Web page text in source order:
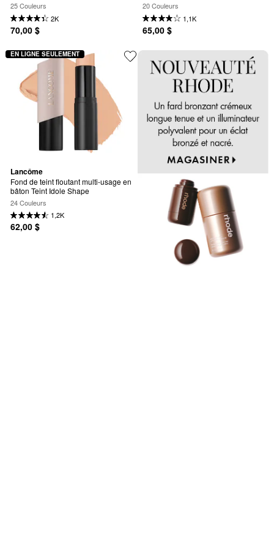
25 Couleurs
2K
70,00 $
20 Couleurs
1,1K
65,00 $
Lancôme
Fond de teint floutant multi-usage en
bâton Teint Idole Shape
24 Couleurs
1,2K
62,00 $
EN LIGNE SEULEMENT